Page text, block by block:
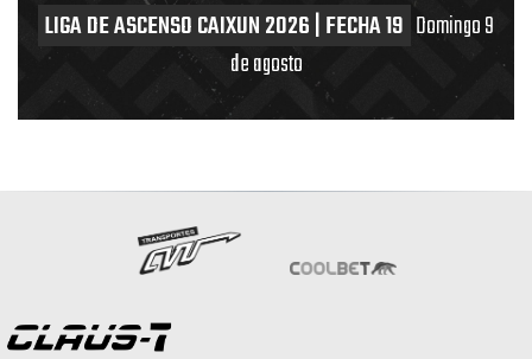
LIGA DE ASCENSO CAIXUN 2026 | FECHA 19 Domingo 9
de agosto